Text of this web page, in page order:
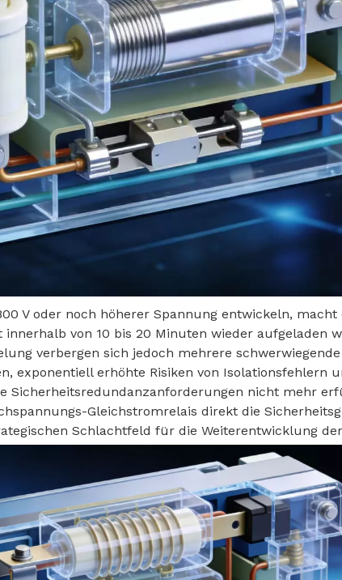
V oder noch höherer Spannung entwickeln,
von 10 bis 20 Minuten wieder aufgeladen
verbergen sich jedoch mehrere
exponentiell erhöhte Risiken von Isolationsfehlern
Sicherheitsredundanzanforderungen nicht mehr
Gleichstromrelais direkt die
Schlachtfeld für die Weiterentwicklung